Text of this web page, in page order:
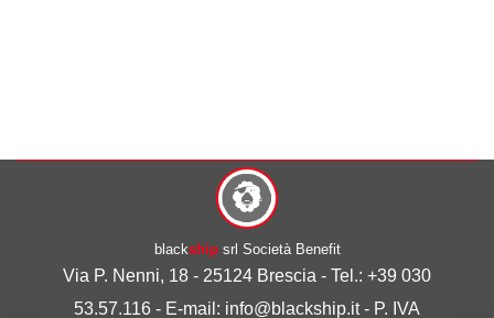
blackshipsrl Società Benefit
Via P. Nenni, 18 - 25124 Brescia - Tel.: +39 030
53.57.116 - E-mail: info@blackship.it - P. IVA